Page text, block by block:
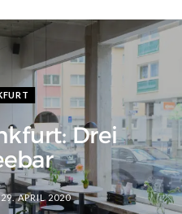
Drei
29. APRIL 2020